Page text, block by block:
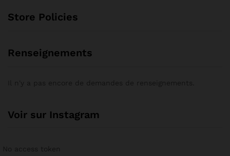
Store Policies
Renseignements
Voir sur Instagram